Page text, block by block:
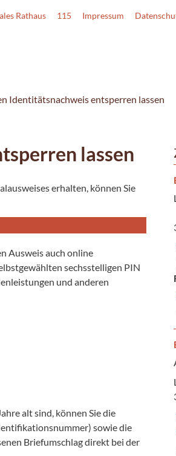
Rathaus 115 Impressum
Identitätsnachweis entsperren lassen
lassen
erhalten, können Sie
Ausweis auch online
sechsstelligen PIN
und anderen
alt sind, können Sie die
sowie die
Briefumschlag direkt bei der